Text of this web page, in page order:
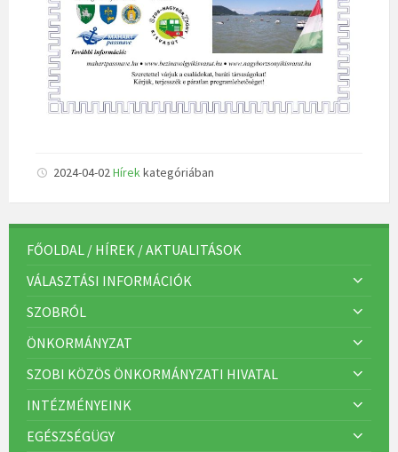
2024-04-02Hírekkategóriában
FŐOLDAL / HÍREK / AKTUALITÁSOK
VÁLASZTÁSI INFORMÁCIÓK
SZOBRÓL
ÖNKORMÁNYZAT
SZOBI KÖZÖS ÖNKORMÁNYZATI HIVATAL
INTÉZMÉNYEINK
EGÉSZSÉGÜGY